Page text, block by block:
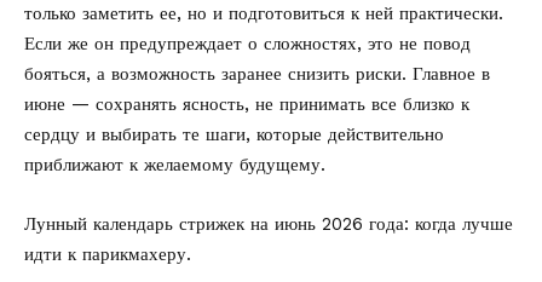
только заметить ее, но и подготовиться к ней практически.
Если же он предупреждает о сложностях, это не повод
бояться, а возможность заранее снизить риски. Главное в
июне — сохранять ясность, не принимать все близко к
сердцу и выбирать те шаги, которые действительно
приближают к желаемому будущему.
Лунный календарь стрижек на июнь 2026 года: когда лучше
идти к парикмахеру.